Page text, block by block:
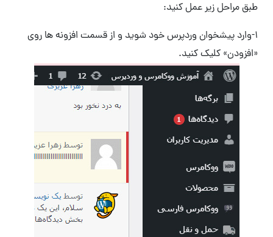
طبق مراحل زیر عمل کنید:
۱-وارد پیشخوان وردپرس خود شوید و از قسمت افزونه ها روی
«افزودن» کلیک کنید.